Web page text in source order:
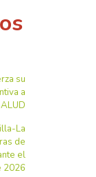
su
a
La
de
el
2026